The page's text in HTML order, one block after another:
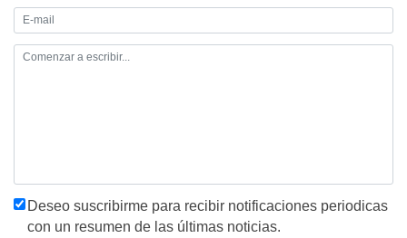
Deseo suscribirme para recibir notificaciones periodicas
con un resumen de las últimas noticias.